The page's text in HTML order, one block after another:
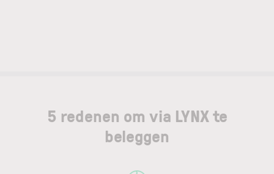
5 redenen om via LYNX te
beleggen